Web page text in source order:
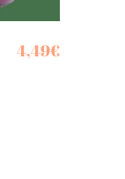
4,49€